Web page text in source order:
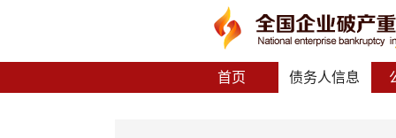
首页 债务人信息